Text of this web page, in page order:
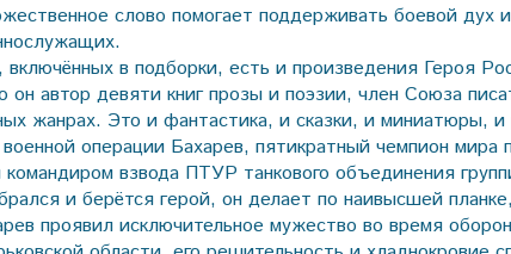
слово помогает поддерживать боевой дух
включённых в подборки, есть и произведения Героя
он автор девяти книг прозы и поэзии, член Союза
жанрах. Это и фантастика, и сказки, и миниатюры, и
операции Бахарев, пятикратный чемпион мира
взвода ПТУР танкового объединения
и берётся герой, он делает по наивысшей
проявил исключительное мужество во время